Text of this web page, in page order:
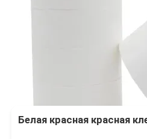
Белая красная красная